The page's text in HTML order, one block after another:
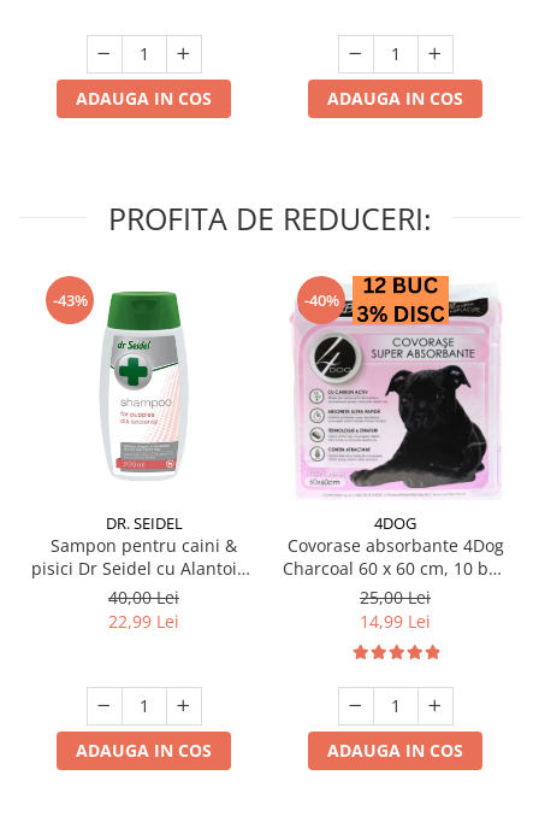
ADAUGA IN COS ADAUGA IN COS
PROFITA DE REDUCERI:
-43%
DR. SEIDEL
Sampon pentru caini &
pisici Dr Seidel cu Alantoina
220 ml
40,00 Lei
22,99 Lei
ADAUGA IN COS
-40%
4DOG
Covorase absorbante 4Dog
Charcoal 60 x 60 cm, 10 buc
/ pachet
25,00 Lei
14,99 Lei
ADAUGA IN COS